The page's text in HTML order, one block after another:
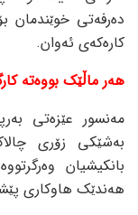
دەرفەتی خوێندمان
کارەکەی ئەوان.
هەر ماڵێک بووەتە
مەنسور عێزەتی
بەشێکی زۆری
بانکیشیان
هەندێک هاوکاری